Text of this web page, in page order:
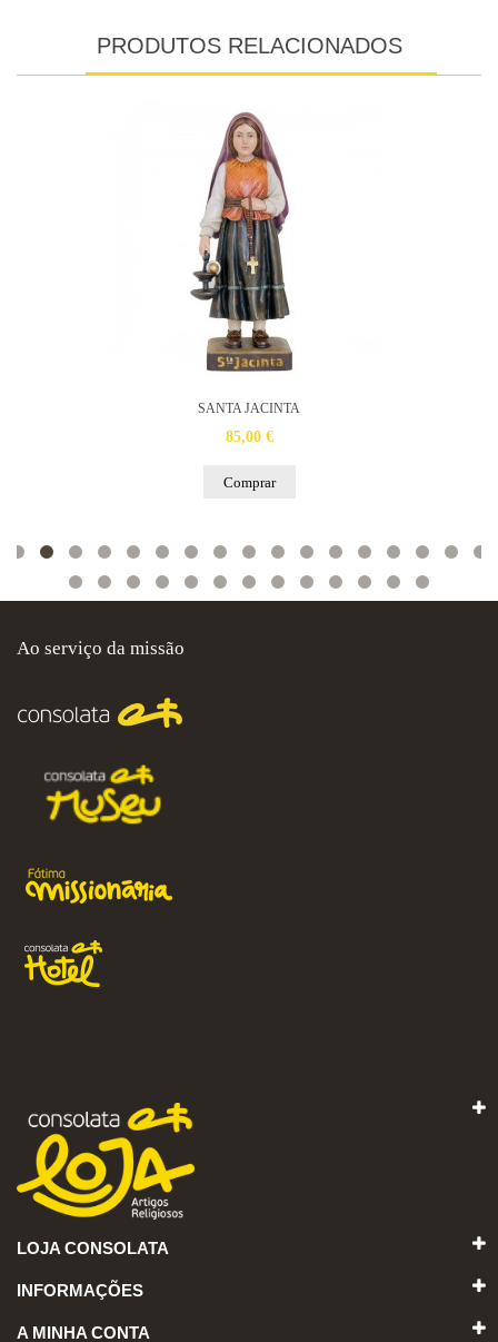
PRODUTOS RELACIONADOS
SANTA JACINTA
85,00 €
Comprar
Ao serviço da missão
LOJA CONSOLATA
INFORMAÇÕES
A MINHA CONTA